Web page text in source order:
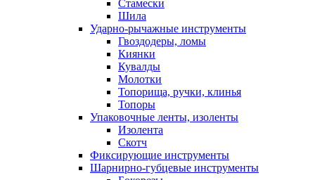
Стамески
Шила
Ударно-рычажные инструменты
Гвоздодеры, ломы
Киянки
Кувалды
Молотки
Топорища, ручки, клинья
Топоры
Упаковочные ленты, изоленты
Изолента
Скотч
Фиксирующие инструменты
Шарнирно-губцевые инструменты